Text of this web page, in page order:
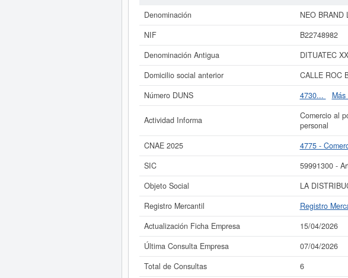
Si está interesado en conocer más datos de la empresa
de NEO BRAND LINK ECOMMERCE S.L. y
La última
Denominación
NEO BRAND
NIF
B22748982
Denominación Antigua
DITUATEC
Domicilio social anterior
CALLE ROC
Número DUNS
4730...
Actividad Informa
Comercio al
personal
CNAE 2025
4775 -
SIC
59991300 -
Objeto Social
LA
Registro Mercantil
Registro
Actualización Ficha Empresa
15/04/2026
Última Consulta Empresa
07/04/2026
Total de Consultas
6